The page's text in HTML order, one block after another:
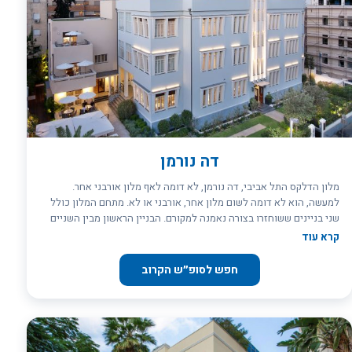
מסעדת שף ים-תיכונית בהובלתו של שף בר צנגר, עם תפריט המשלב חומרי
גלם טריים ומקומיים. ספא L. Raphael Genève – ספא בינלאומי עם
טיפולים מותאמים אישית, עיסויים, יוגה, סאונות וחמאם. חדר כושר – חדר
כושר משוכלל ופתוח 24/7. בריכה חיצונית עונתית – בריכה עם תפריט
קוקטיילים, מנות שף, אויסטרים וקוויאר. The Chapel – חלל אדריכלי
היסטורי לאירועים פרטיים באווירה אינטימית וייחודית. Valet Parking –
חניה תת-קרקעית מקורה עם שירות חניה אישי (בתשלום). מלון כשר.תעודת
כשרות – רבנות שוהם***.
דה נורמן
מלון הדלקס התל אביבי, דה נורמן, לא דומה לאף מלון אורבני אחר.
למעשה, הוא לא דומה לשום מלון אחר, אורבני או לא. מתחם המלון כולל
שני בניינים ששוחזרו בצורה נאמנה למקורם. הבניין הראשון מבין השניים
מעוצב בסגנון רנסאנסי, ואילו הבניין השני כולו מעוצב בהשפעת שנות
הבניינים המרשימים.&nbsp;במלון, השייך לרשת מלונות הבוטיק
הבינלאומית SLH, הושקעה מחשבה רבה בכל פרט ופריט. הבניין ההיסטורי
חדרים מעוצבים ומפנקים מהסוגים קלאסיק, דלקס וגראנד-דלקס. כל אחד
מהחדרים והסוויטות שבשני הבניינים מאובזר במערכת סאונד, טלוויזיית
קרא עוד
חפש לסופ״ש הקרוב